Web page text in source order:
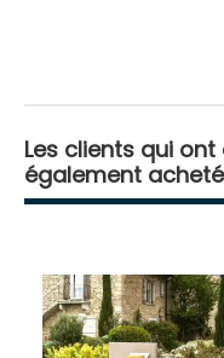
Les clients qui
également